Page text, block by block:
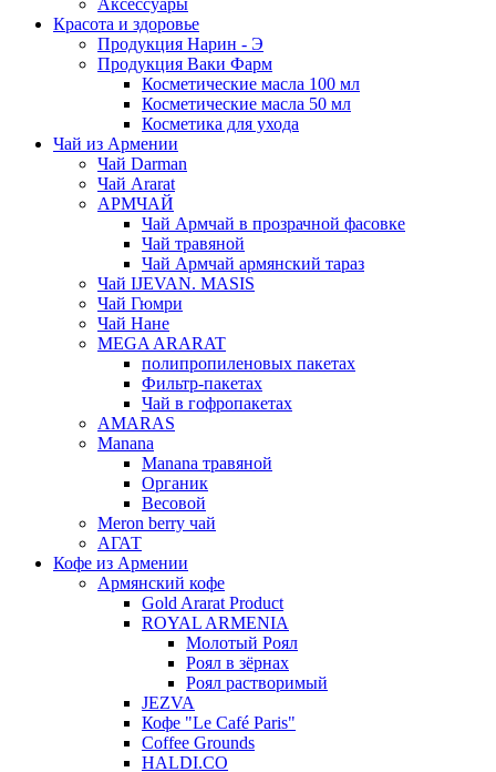
Аксессуары
Красота и здоровье
Продукция Нарин - Э
Продукция Ваки Фарм
Косметические масла 100 мл
Косметические масла 50 мл
Косметика для ухода
Чай из Армении
Чай Darman
Чай Ararat
АРМЧАЙ
Чай Армчай в прозрачной фасовке
Чай травяной
Чай Армчай армянский тараз
Чай IJEVAN. MASIS
Чай Гюмри
Чай Нане
MEGA ARARAT
полипропиленовых пакетах
Фильтр-пакетах
Чай в гофропакетах
AMARAS
Manana
Manana травяной
Органик
Весовой
Meron berry чай
АГАТ
Кофе из Армении
Армянский кофе
Gold Ararat Product
ROYAL ARMENIA
Молотый Роял
Роял в зёрнах
Роял растворимый
JEZVA
Кофе "Le Café Paris"
Coffee Grounds
HALDI.CO